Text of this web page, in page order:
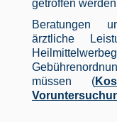
getroffen
Beratungen
ärztliche
müssen (